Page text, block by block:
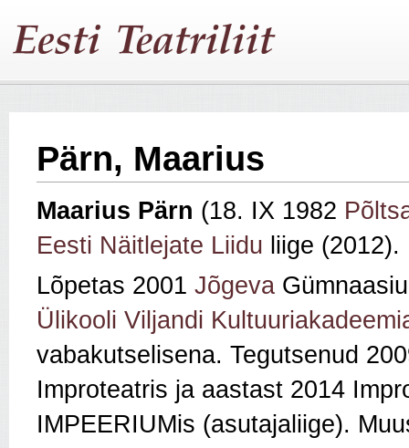
Pärn, Maarius
Maarius Pärn (18. IX 1982
Eesti Näitlejate Liidu liige (2012).
Lõpetas 2001 Jõgeva
Ülikooli Viljandi
vabakutselisena. Tegutsenud
Improteatris ja aastast 2014
IMPEERIUMis (asutajaliige).